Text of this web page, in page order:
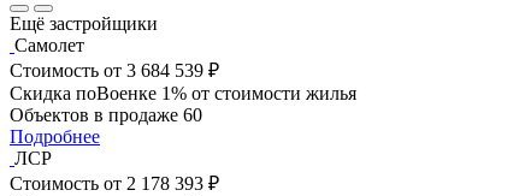
Ещё застройщики
Самолет
Стоимость от 3 684 539 ₽
Скидка поВоенке 1% от стоимости жилья
Объектов в продаже 60
Подробнее
ЛСР
Стоимость от 2 178 393 ₽